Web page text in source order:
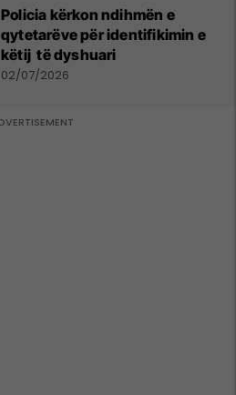
Policia kërkon ndihmën e
qytetarëve për identifikimin e
këtij të dyshuari
02/07/2026